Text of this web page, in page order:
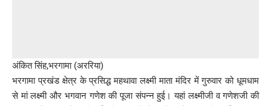
अंकित सिंह,भरगामा (अररिया)
भरगामा प्रखंड क्षेत्र के प्रसिद्ध महथावा लक्ष्मी माता मंदिर में गुरुवार को धूमधाम
से मां लक्ष्मी और भगवान गणेश की पूजा संपन्न हुई। यहां लक्ष्मीजी व गणेशजी की